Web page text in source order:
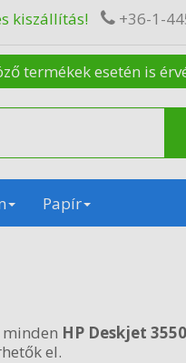
kiszállítás! +36-1-
termékek esetén is
Papír
HP Deskjet 3550
el.